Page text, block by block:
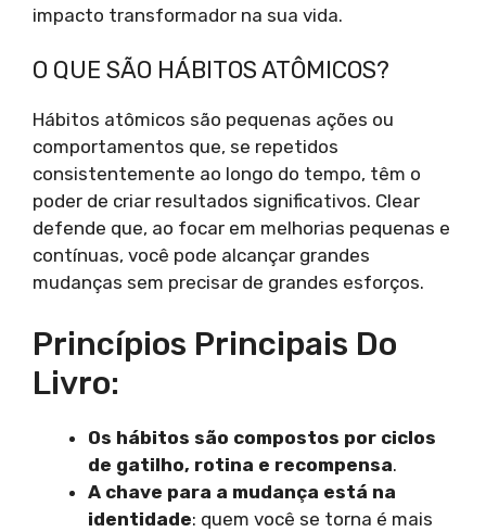
impacto transformador na sua vida.
O QUE SÃO HÁBITOS ATÔMICOS?
Hábitos atômicos são pequenas ações ou
comportamentos que, se repetidos
consistentemente ao longo do tempo, têm o
poder de criar resultados significativos. Clear
defende que, ao focar em melhorias pequenas e
contínuas, você pode alcançar grandes
mudanças sem precisar de grandes esforços.
Princípios Principais Do
Livro:
Os hábitos são compostos por ciclos
de gatilho, rotina e recompensa.
A chave para a mudança está na
identidade: quem você se torna é mais